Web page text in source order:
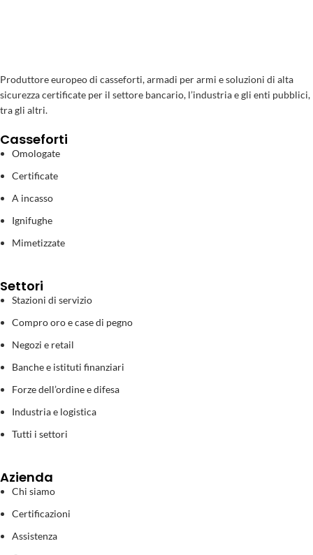
Produttore europeo di casseforti, armadi per armi e soluzioni di alta
sicurezza certificate per il settore bancario, l’industria e gli enti pubblici,
tra gli altri.
Casseforti
Omologate
Certificate
A incasso
Ignifughe
Mimetizzate
Settori
Stazioni di servizio
Compro oro e case di pegno
Negozi e retail
Banche e istituti finanziari
Forze dell’ordine e difesa
Industria e logistica
Tutti i settori
Azienda
Chi siamo
Certificazioni
Assistenza